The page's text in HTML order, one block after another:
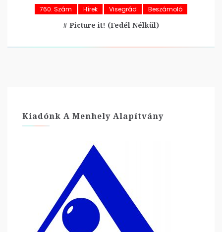
760. Szám Hírek Visegrád Beszámoló
# Picture it! (Fedél Nélkül)
Kiadónk A Menhely Alapítvány